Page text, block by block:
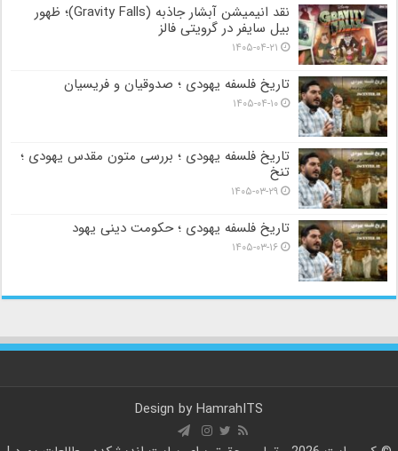
نقد انیمیشن آبشار جاذبه (Gravity Falls)؛ ظهور
بیل سایفر در گرویتی فالز
۱۴۰۵-۰۴-۲۱
تاریخ فلسفه یهودی ؛ صدوقیان و فریسیان
۱۴۰۵-۰۴-۱۰
تاریخ فلسفه یهودی ؛ بررسی متون مقدس یهودی ؛
تنخ
۱۴۰۵-۰۳-۲۹
تاریخ فلسفه یهودی ؛ حکومت دینی یهود
۱۴۰۵-۰۳-۱۶
Design by HamrahITS